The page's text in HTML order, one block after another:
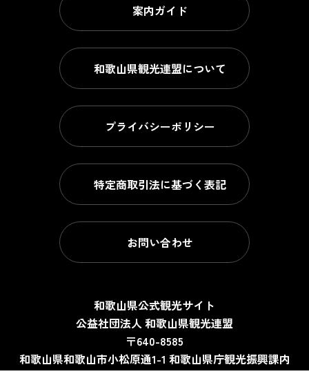
案内ガイド
和歌山県観光連盟について
プライバシーポリシー
特定商取引法に基づく表記
お問い合わせ
和歌山県公式観光サイト
公益社団法人 和歌山県観光連盟
〒640-8585
和歌山県和歌山市小松原通1-1 和歌山県庁観光振興課内